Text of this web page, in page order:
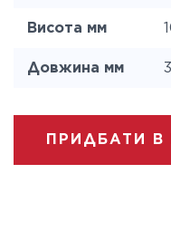
Висота мм
Довжина мм
ПРИДБАТИ В